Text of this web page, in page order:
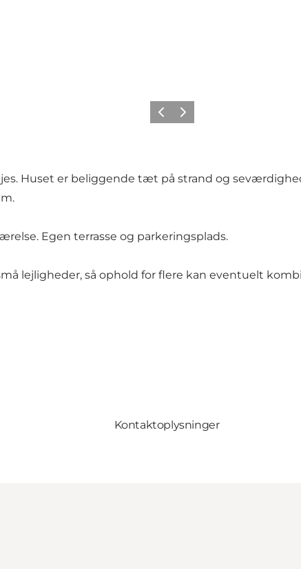
ForrigeNæste
Huset er beliggende tæt på strand og
Egen terrasse og parkeringsplads.
lejligheder, så ophold for flere kan eventuelt
Kontaktoplysninger